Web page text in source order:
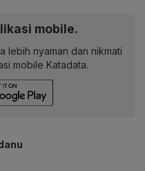
mobile.
lebih nyaman dan nikmati
mobile Katadata.